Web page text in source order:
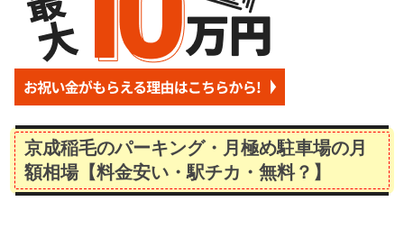
京成稲毛のパーキング・月極め駐車場の月
額相場【料金安い・駅チカ・無料？】